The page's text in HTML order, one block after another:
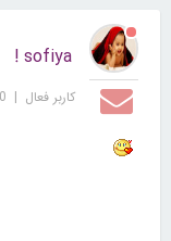
sofiya !
کاربر فعال |